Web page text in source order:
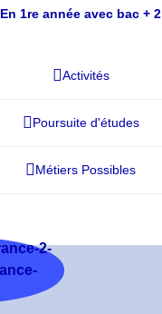
Activités
Poursuite d'études
Métiers Possibles
En 1re année avec bac + 2